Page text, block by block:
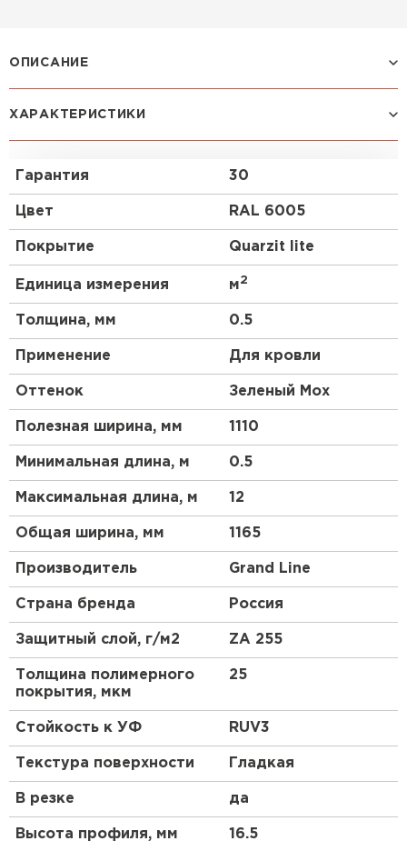
ОПИСАНИЕ
Один из наиболее популярных видов профнастила
профиль чем у профнастила 10 выглядит более
материал для частного коттеджного
ХАРАКТЕРИСТИКИ
Гарантия 30
Цвет RAL 6005
Покрытие Quarzit lite
Единица измерения м2
Толщина, мм 0.5
Применение Для кровли
Оттенок Зеленый Мох
Полезная ширина, мм 1110
Минимальная длина, м 0.5
Максимальная длина, м 12
Общая ширина, мм 1165
Производитель Grand Line
Страна бренда Россия
Защитный слой, г/м2 ZA 255
Толщина полимерного
покрытия, мкм
25
Стойкость к УФ RUV3
Текстура поверхности Гладкая
В резке да
Высота профиля, мм 16.5
ПЕРЕЙТИ
Штакетник